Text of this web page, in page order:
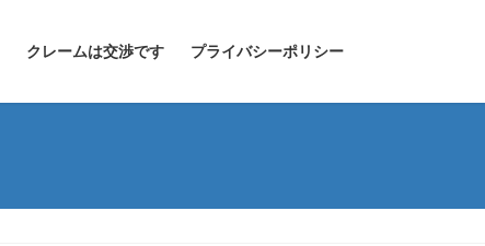
クレームは交渉です プライバシーポリシー